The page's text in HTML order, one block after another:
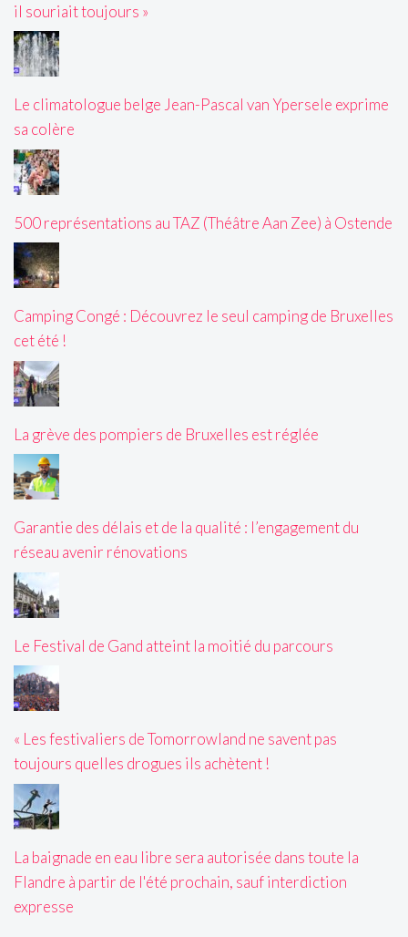
il souriait toujours »
Le climatologue belge Jean-Pascal van Ypersele exprime
sa colère
500 représentations au TAZ (Théâtre Aan Zee) à Ostende
Camping Congé : Découvrez le seul camping de Bruxelles
cet été !
La grève des pompiers de Bruxelles est réglée
Garantie des délais et de la qualité : l’engagement du
réseau avenir rénovations
Le Festival de Gand atteint la moitié du parcours
« Les festivaliers de Tomorrowland ne savent pas
toujours quelles drogues ils achètent !
La baignade en eau libre sera autorisée dans toute la
Flandre à partir de l'été prochain, sauf interdiction
expresse